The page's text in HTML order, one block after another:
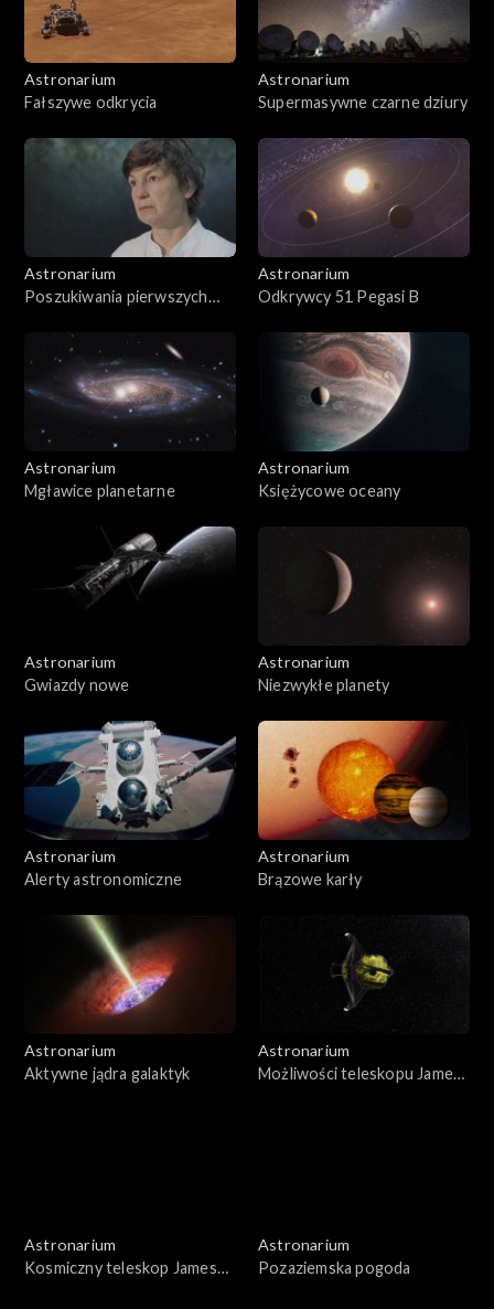
Astronarium
Fałszywe odkrycia
Astronarium
Supermasywne czarne dziury
Astronarium
Poszukiwania pierwszych
Astronarium
Odkrywcy 51 Pegasi B
Astronarium
Mgławice planetarne
Astronarium
Księżycowe oceany
Astronarium
Gwiazdy nowe
Astronarium
Niezwykłe planety
Astronarium
Alerty astronomiczne
Astronarium
Brązowe karły
Astronarium
Aktywne jądra galaktyk
Astronarium
Możliwości teleskopu Jamesa
Astronarium
Kosmiczny teleskop Jamesa
Astronarium
Pozaziemska pogoda